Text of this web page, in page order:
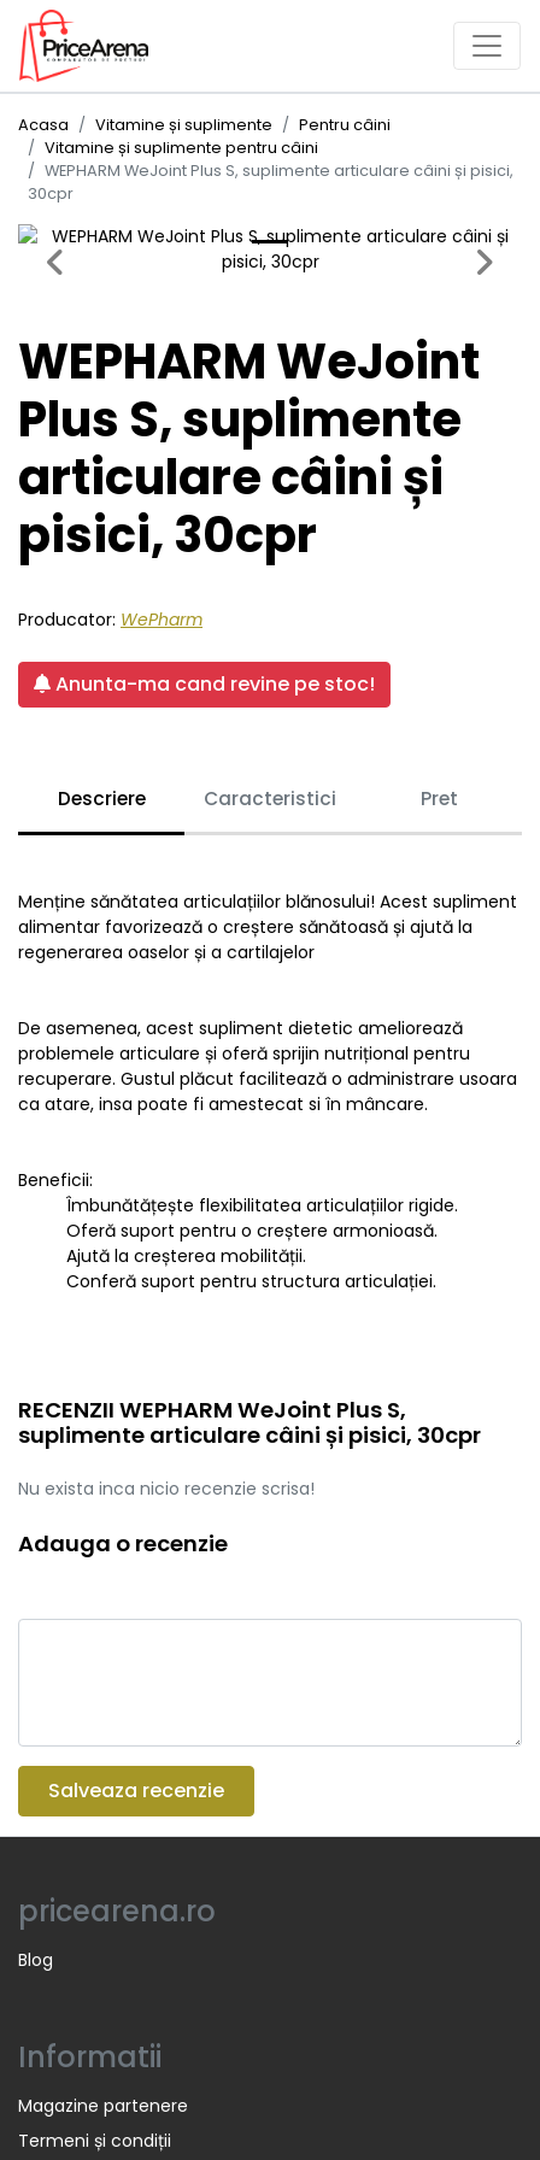
Acasa Vitamine și suplimente
Pentru câini
Vitamine și suplimente pentru câini
WEPHARM WeJoint Plus S, suplimente articulare câini și pisici,
30cpr
Previous Next
WEPHARM WeJoint
Plus S, suplimente
articulare câini și
pisici, 30cpr
Producator: WePharm
Anunta-ma cand revine pe stoc!
Descriere Caracteristici Pret
Menține sănătatea articulațiilor blănosului! Acest supliment
alimentar favorizează o creștere sănătoasă și ajută la
regenerarea oaselor și a cartilajelor
De asemenea, acest supliment dietetic ameliorează
problemele articulare și oferă sprijin nutrițional pentru
recuperare. Gustul plăcut facilitează o administrare usoara
ca atare, insa poate fi amestecat si în mâncare.
Beneficii:
Îmbunătățește flexibilitatea articulațiilor rigide.
Oferă suport pentru o creștere armonioasă.
Ajută la creșterea mobilității.
Conferă suport pentru structura articulației.
RECENZII WEPHARM WeJoint Plus S,
suplimente articulare câini și pisici, 30cpr
Nu exista inca nicio recenzie scrisa!
Adauga o recenzie
Salveaza recenzie
pricearena.ro
Blog
Informatii
Magazine partenere
Termeni și condiții